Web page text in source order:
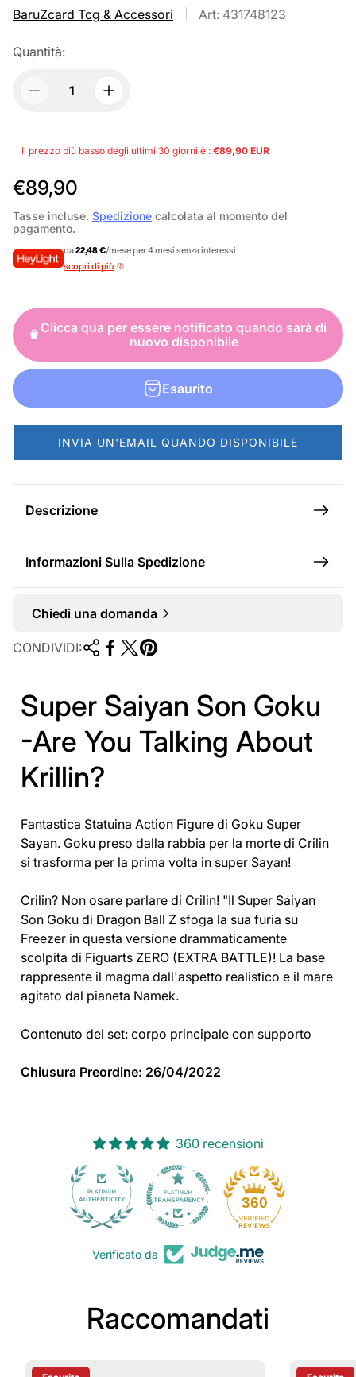
BaruZcard Tcg & Accessori Art: 431748123
Quantità:
Il prezzo più basso degli ultimi 30 giorni è : €89,90 EUR
P
r
e
z
o
n
o
r
m
a
l
€89,90
Tasse incluse. Spedizione calcolata al momento del
pagamento.
da22,48 €/mese per 4 mesi senza interessi
scopri di più
Clicca qua per essere notificato quando sarà di
nuovo disponibile
Esaurito
INVIA UN'EMAIL QUANDO DISPONIBILE
Descrizione
Informazioni Sulla Spedizione
Chiedi una domanda
CONDIVIDI:
Super Saiyan Son Goku
-Are You Talking About
Krillin?
Fantastica Statuina Action Figure di Goku Super
Sayan. Goku preso dalla rabbia per la morte di Crilin
si trasforma per la prima volta in super Sayan!
Crilin? Non osare parlare di Crilin! "Il Super Saiyan
Son Goku di Dragon Ball Z sfoga la sua furia su
Freezer in questa versione drammaticamente
scolpita di Figuarts ZERO (EXTRA BATTLE)! La base
rappresente il magma dall'aspetto realistico e il mare
agitato dal pianeta Namek.
Contenuto del set: corpo principale con supporto
Chiusura Preordine: 26/04/2022
360 recensioni
360
Verificato da
Raccomandati